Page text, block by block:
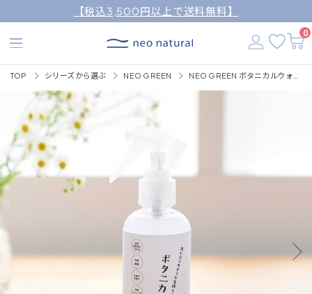
【税込3,500円以上で送料無料】
0
TOP シリーズから選ぶ NEO GREEN